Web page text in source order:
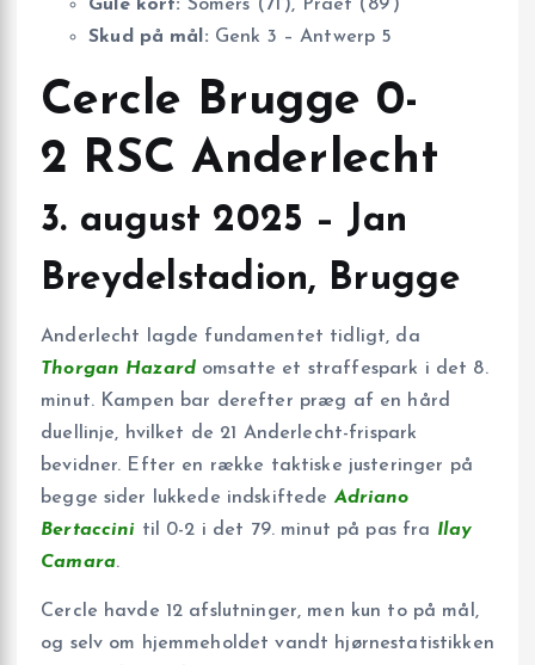
Gule kort: Somers (71′), Praet (89′)
Skud på mål: Genk 3 – Antwerp 5
Cercle Brugge 0-
2 RSC Anderlecht
3. august 2025 – Jan
Breydelstadion, Brugge
Anderlecht lagde fundamentet tidligt, da
Thorgan Hazard omsatte et straffespark i det 8.
minut. Kampen bar derefter præg af en hård
duel­linje, hvilket de 21 Anderlecht-frispark
bevidner. Efter en række taktiske justeringer på
begge sider lukkede indskiftede Adriano
Bertaccini til 0-2 i det 79. minut på pas fra Ilay
Camara.
Cercle havde 12 afslutninger, men kun to på mål,
og selv om hjemmeholdet vandt hjørnestatistikken